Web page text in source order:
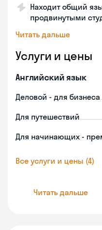
Находит общий
продвинутыми
Читать дальше
Услуги и цены
Английский язык
Деловой - для бизнеса
Для путешествий
Для начинающих -
Все услуги и цены (4)
Читать дальше